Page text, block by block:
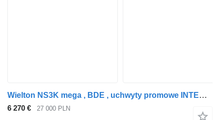
Wielton NS3K mega , BDE , uchwyty promowe INTERMODAL
6 270 € 27 000 PLN